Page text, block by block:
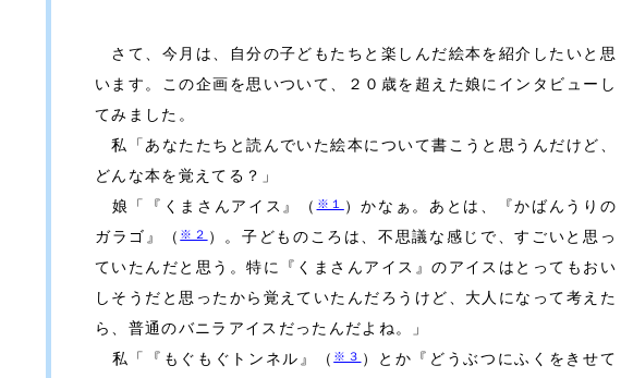
さて、今月は、自分の子どもたちと楽しんだ絵本を紹介したいと思
います。この企画を思いついて、２０歳を超えた娘にインタビューし
てみました。
私「あなたたちと読んでいた絵本について書こうと思うんだけど、
どんな本を覚えてる？」
娘「『くまさんアイス』（※１ ）かなぁ。あとは、『かばんうりの
ガラゴ』（※２ ）。子どものころは、不思議な感じで、すごいと思っ
ていたんだと思う。特に『くまさんアイス』のアイスはとってもおい
しそうだと思ったから覚えていたんだろうけど、大人になって考えた
ら、普通のバニラアイスだったんだよね。」
私「『もぐもぐトンネル』（※３ ）とか『どうぶつにふくをきせて